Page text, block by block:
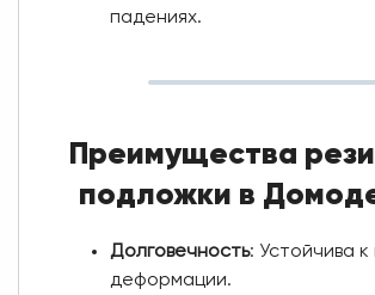
падениях.
Преимущества
подложки в
Долговечность: Устойчива к
деформации.